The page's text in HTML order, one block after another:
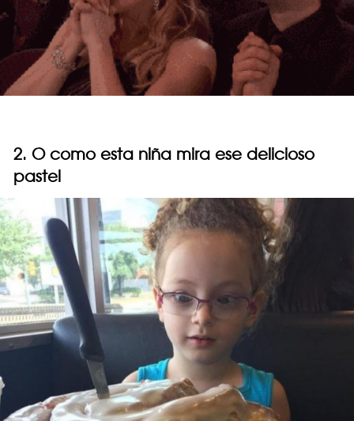
2. O como esta niña mira ese delicioso
pastel